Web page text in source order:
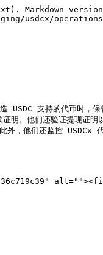
usdcx/
支持的代币时，保管
他们还验证提现证明以
他们还监控 USDCx